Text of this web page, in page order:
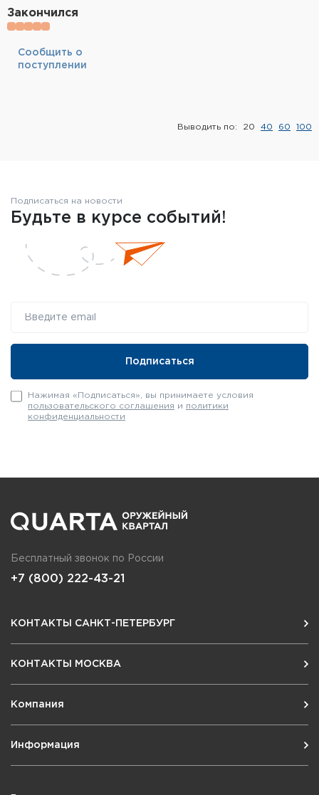
Закончился
Cообщить о
поступлении
Выводить по: 20 40 60 100
Подписаться на новости
Будьте в курсе событий!
Нажимая «Подписаться», вы принимаете условия
пользовательского соглашения и политики
конфиденциальности
Бесплатный звонок по России
+7 (800) 222-43-21
КОНТАКТЫ САНКТ-ПЕТЕРБУРГ
КОНТАКТЫ МОСКВА
Компания
Информация